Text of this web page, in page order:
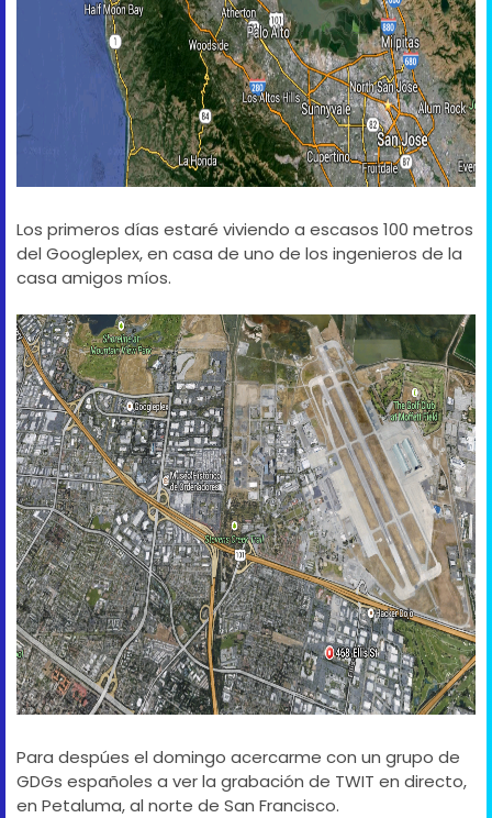
Los primeros días estaré viviendo a escasos 100 metros
del Googleplex, en casa de uno de los ingenieros de la
casa amigos míos.
Para despúes el domingo acercarme con un grupo de
GDGs españoles a ver la grabación de TWIT en directo,
en Petaluma, al norte de San Francisco.